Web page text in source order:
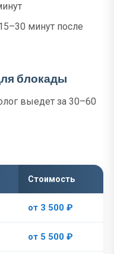
минут после
блокады
выедет за 30–60
Стоимость
от 3 500 ₽
от 5 500 ₽